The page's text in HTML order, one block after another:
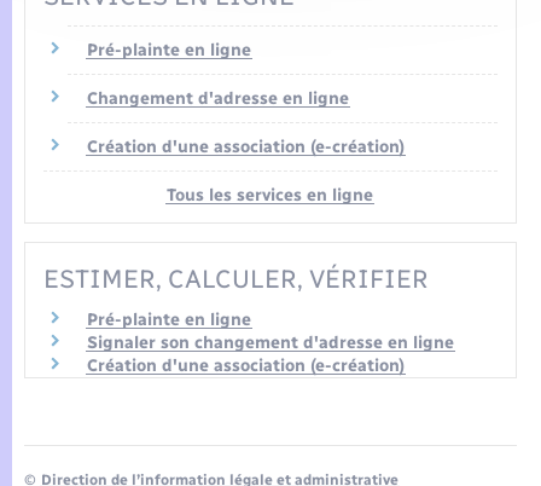
Pré-plainte en ligne
Changement d'adresse en ligne
Création d'une association (e-création)
Tous les services en ligne
ESTIMER, CALCULER, VÉRIFIER
Pré-plainte en ligne
Signaler son changement d'adresse en ligne
Création d'une association (e-création)
© Direction de l’information légale et administrative